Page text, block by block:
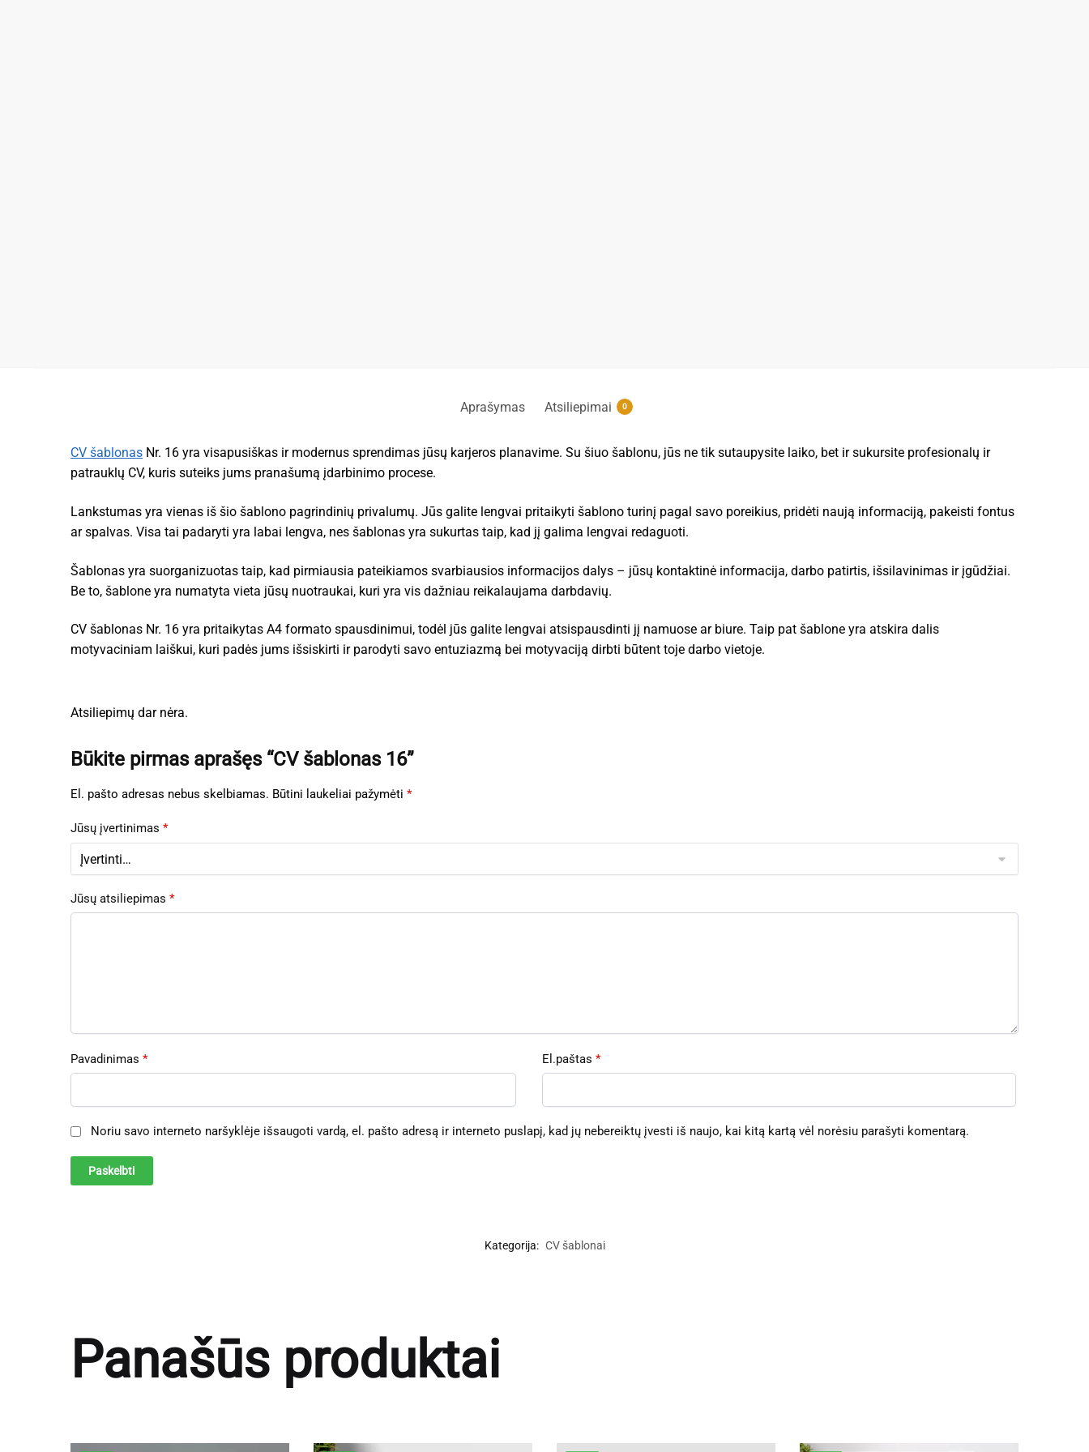
Aprašymas Atsiliepimai 0
CV šablonas Nr. 16 yra visapusiškas ir modernus sprendimas jūsų karjeros planavime. Su šiuo šablonu, jūs ne tik sutaupysite laiko, bet ir sukursite profesionalų ir
patrauklų CV, kuris suteiks jums pranašumą įdarbinimo procese.
Lankstumas yra vienas iš šio šablono pagrindinių privalumų. Jūs galite lengvai pritaikyti šablono turinį pagal savo poreikius, pridėti naują informaciją, pakeisti fontus
ar spalvas. Visa tai padaryti yra labai lengva, nes šablonas yra sukurtas taip, kad jį galima lengvai redaguoti.
Šablonas yra suorganizuotas taip, kad pirmiausia pateikiamos svarbiausios informacijos dalys – jūsų kontaktinė informacija, darbo patirtis, išsilavinimas ir įgūdžiai.
Be to, šablone yra numatyta vieta jūsų nuotraukai, kuri yra vis dažniau reikalaujama darbdavių.
CV šablonas Nr. 16 yra pritaikytas A4 formato spausdinimui, todėl jūs galite lengvai atsispausdinti jį namuose ar biure. Taip pat šablone yra atskira dalis
motyvaciniam laiškui, kuri padės jums išsiskirti ir parodyti savo entuziazmą bei motyvaciją dirbti būtent toje darbo vietoje.
Atsiliepimų dar nėra.
Būkite pirmas aprašęs “CV šablonas 16”
El. pašto adresas nebus skelbiamas. Būtini laukeliai pažymėti*
Jūsų įvertinimas*
Jūsų atsiliepimas*
Pavadinimas* El.paštas *
Noriu savo interneto naršyklėje išsaugoti vardą, el. pašto adresą ir interneto puslapį, kad jų nebereiktų įvesti iš naujo, kai kitą kartą vėl norėsiu parašyti komentarą.
Kategorija: CV šablonai
Panašūs produktai